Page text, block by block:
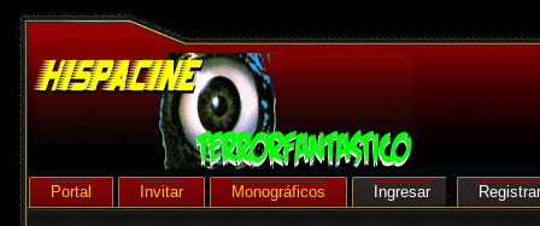
Portal Invitar Monográficos Ingresar